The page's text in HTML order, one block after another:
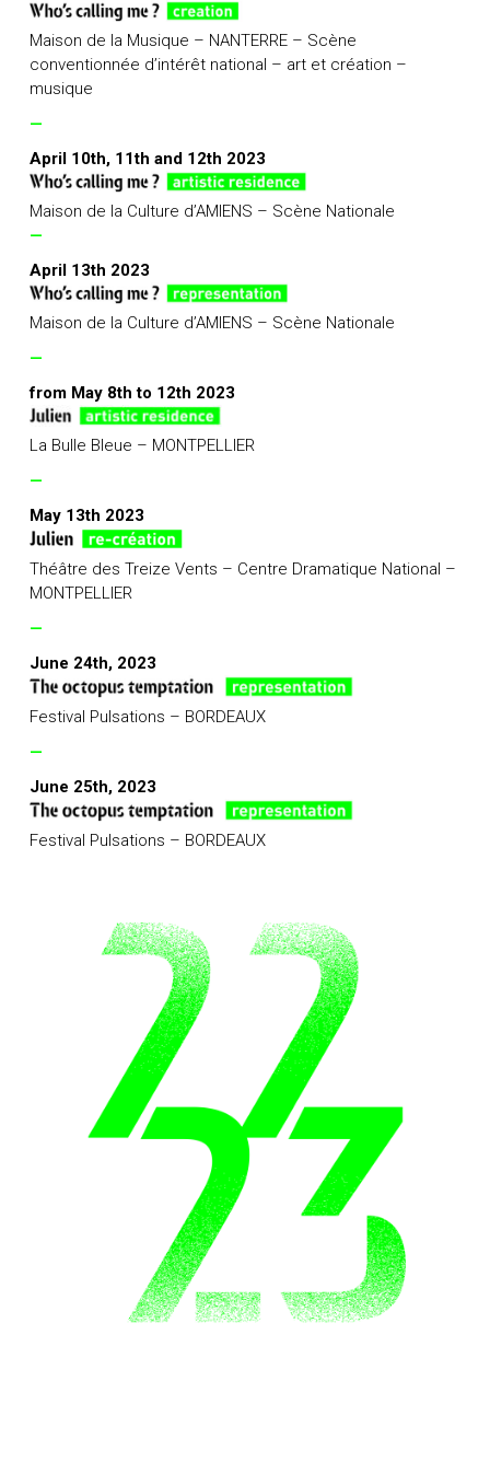
Maison de la Musique – NANTERRE – Scène
conventionnée d’intérêt national – art et création –
musique
—
April 10th, 11th and 12th 2023
Maison de la Culture d’AMIENS – Scène Nationale
—
April 13th 2023
Maison de la Culture d’AMIENS – Scène Nationale
—
from May 8th to 12th 2023
La Bulle Bleue – MONTPELLIER
—
May 13th 2023
Théâtre des Treize Vents – Centre Dramatique National –
MONTPELLIER
—
June 24th, 2023
Festival Pulsations – BORDEAUX
—
June 25th, 2023
Festival Pulsations – BORDEAUX